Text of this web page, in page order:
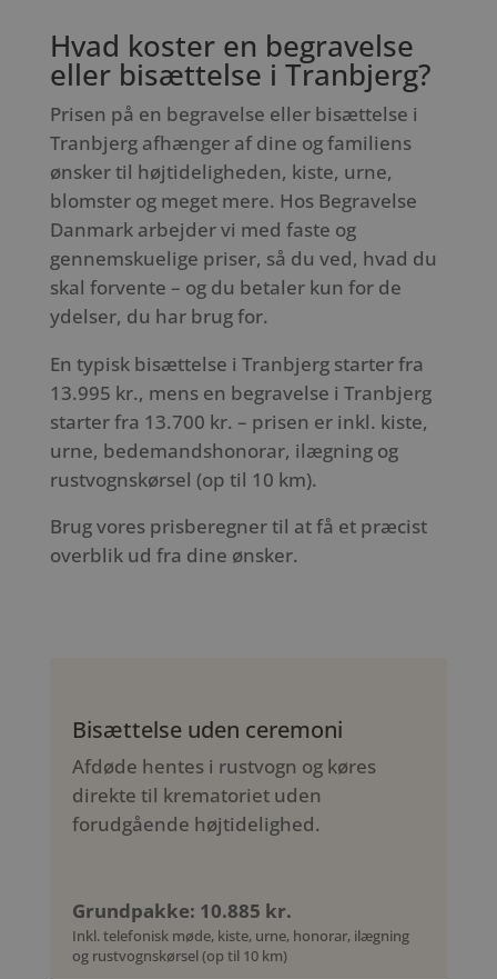
Hvad koster en begravelse
eller bisættelse i Tranbjerg?
Prisen på en begravelse eller bisættelse i
Tranbjerg afhænger af dine og familiens
ønsker til højtideligheden, kiste, urne,
blomster og meget mere. Hos Begravelse
Danmark arbejder vi med faste og
gennemskuelige priser, så du ved, hvad du
skal forvente – og du betaler kun for de
ydelser, du har brug for.
En typisk bisættelse i Tranbjerg starter fra
13.995 kr., mens en begravelse i Tranbjerg
starter fra 13.700 kr. – prisen er inkl. kiste,
urne, bedemandshonorar, ilægning og
rustvognskørsel (op til 10 km).
Brug vores prisberegner til at få et præcist
overblik ud fra dine ønsker.
Bisættelse uden ceremoni
Afdøde hentes i rustvogn og køres
direkte til krematoriet uden
forudgående højtidelighed.
Grundpakke: 10.885 kr.
Inkl. telefonisk møde, kiste, urne, honorar, ilægning
og rustvognskørsel (op til 10 km)